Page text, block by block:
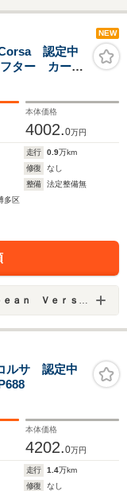
トラ
トヒ
セン
プ/禁煙車/エ
運転席/エア
手席/エアバッ
ド/衝突安全ボ
NEW
認定中
ター カーボ
本体価格
4002.0万円
走行 0.9万km
修復
なし
整備
法定整備無
多区
ｉｏｎ ＨＡＫＡＴＡ
ルサ 認定中
本体価格
4202.0万円
走行 1.4万km
修復
なし